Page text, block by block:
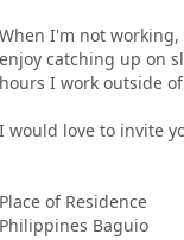
スピーキング
テスト対策
ビジネス英会
スピーキング
テスト対策
中高生英会話
発音トレーニ 発音トレーニ
When I'm not
enjoy catching up on
hours I work outside
I would love to invite
Place of Residence
Philippines Baguio